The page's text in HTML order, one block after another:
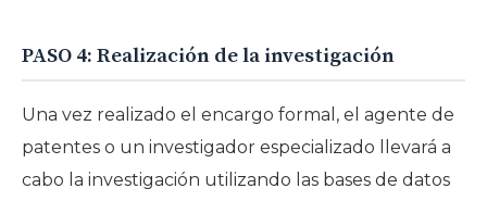
PASO 4: Realización de la investigación
Una vez realizado el encargo formal, el agente de
patentes o un investigador especializado llevará a
cabo la investigación utilizando las bases de datos